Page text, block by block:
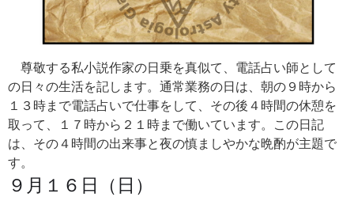
尊敬する私小説作家の日乗を真似て、電話占い師として
の日々の生活を記します。通常業務の日は、朝の９時から
１３時まで電話占いで仕事をして、その後４時間の休憩を
取って、１７時から２１時まで働いています。この日記
は、その４時間の出来事と夜の慎ましやかな晩酌が主題で
す。
９月１６日（日）